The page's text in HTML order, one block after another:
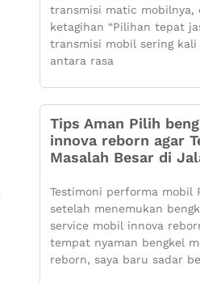
transmisi matic mobilnya,
ketagihan “Pilihan tepat
transmisi mobil sering
antara rasa
Tips Aman Pilih
innova reborn agar
Masalah Besar di
Testimoni performa mobil
setelah menemukan
service mobil innova
tempat nyaman bengkel
reborn, saya baru sadar